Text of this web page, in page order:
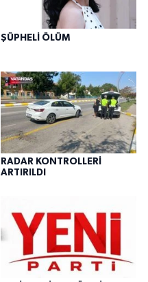
ŞÜPHELİ ÖLÜM
RADAR KONTROLLERİ
ARTIRILDI